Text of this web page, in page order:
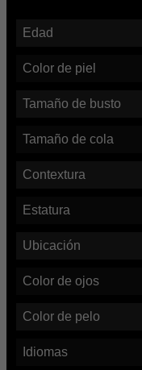
Edad
Color de piel
Tamaño de busto
Tamaño de cola
Contextura
Estatura
Ubicación
Color de ojos
Color de pelo
Idiomas